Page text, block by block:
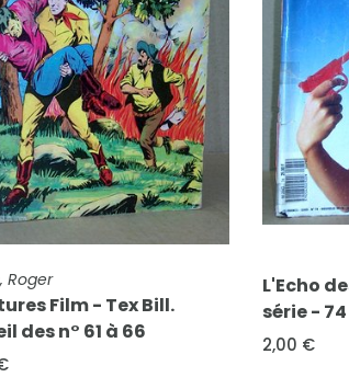
L'Echo des Savanes, 2ème
série - 74
2,00 €